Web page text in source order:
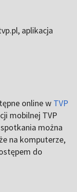
aplikacja
online w TVP
mobilnej TVP
można
na komputerze,
do